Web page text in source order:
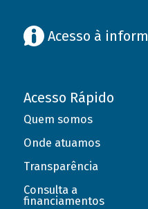
Acesso à
Acesso Rápido
Quem somos
Onde atuamos
Transparência
Consulta a
financiamentos